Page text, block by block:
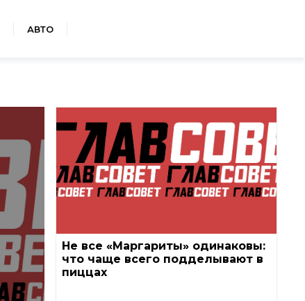
АВТО
Не все «Маргариты» одинаковы:
что чаще всего подделывают в
пиццах